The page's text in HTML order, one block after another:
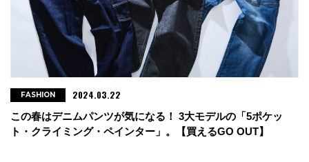
この春はデニムパンツが気になる！ 3大モデルの「5ポケッ
ト・クライミング・ペインター」。【買えるGO OUT】
FASHION 2024.03.22